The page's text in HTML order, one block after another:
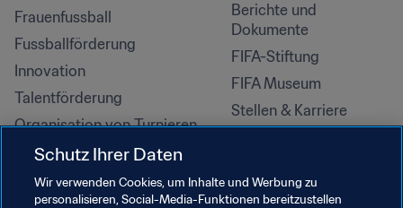
Frauenfussball
Fussballförderung
Innovation
Talentförderung
Organisation von Turnieren
Nachhaltigkeit
Menschenrechte und
Antidiskriminierung
Berichte und
Dokumente
FIFA-Stiftung
FIFA Museum
Stellen & Karriere
Schutz Ihrer Daten
Wir verwenden Cookies, um Inhalte und Werbung zu
personalisieren, Social-Media-Funktionen bereitzustellen